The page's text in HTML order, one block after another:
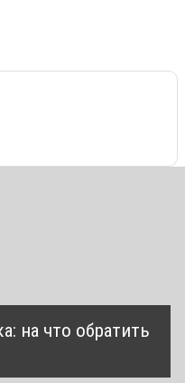
на что обратить